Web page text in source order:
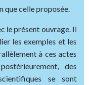
que celle proposée.
le présent ouvrage. Il
les exemples et les
à ces actes
des
se sont